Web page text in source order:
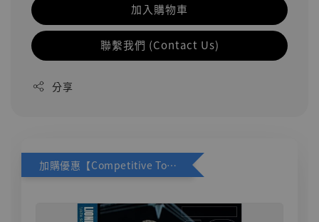
加入購物車
聯繫我們 (Contact Us)
分享
加購優惠【Competitive Toys 梅西 [CM001]】